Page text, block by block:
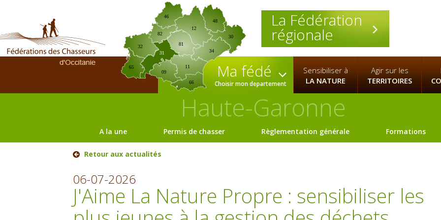
La Fédération
régionale
09
12
30
31
32
34
46
65
66
81
82
11
48
Ma fédé
Choisir mon departement
Sensibiliser à
LA NATURE
Agir sur les
TERRITOIRES
Haute-Garonne
A la une Permis de chasser Règlementation générale Formations
Retour aux actualités
06-07-2026
J'Aime La Nature Propre : sensibiliser les